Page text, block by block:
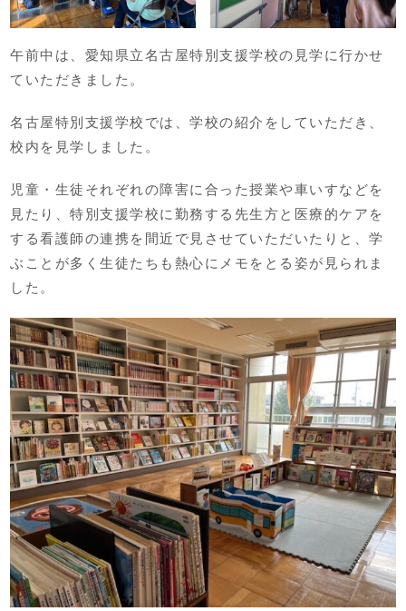
午前中は、愛知県立名古屋特別支援学校の見学に行かせ
ていただきました。
名古屋特別支援学校では、学校の紹介をしていただき、
校内を見学しました。
児童・生徒それぞれの障害に合った授業や車いすなどを
見たり、特別支援学校に勤務する先生方と医療的ケアを
する看護師の連携を間近で見させていただいたりと、学
ぶことが多く生徒たちも熱心にメモをとる姿が見られま
した。